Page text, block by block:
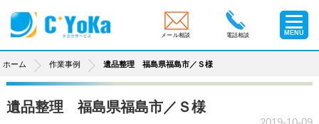
メール相談 電話相談 MENU
ホーム 作業事例 遺品整理 福島県福島市／Ｓ様
遺品整理 福島県福島市／Ｓ様